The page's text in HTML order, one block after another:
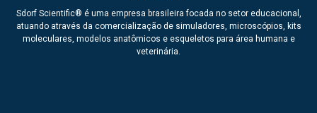
Sdorf Scientific® é uma empresa brasileira focada no setor educacional,
atuando através da comercialização de simuladores, microscópios, kits
moleculares, modelos anatômicos e esqueletos para área humana e
veterinária.